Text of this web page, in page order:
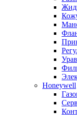
Honeywell